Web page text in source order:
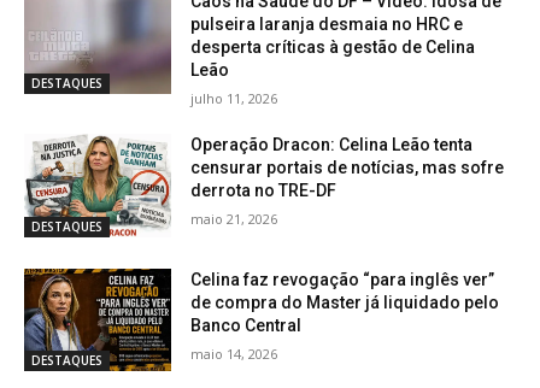
DESTAQUES
pulseira laranja desmaia no HRC e
desperta críticas à gestão de Celina
Leão
julho 11, 2026
DESTAQUES
Operação Dracon: Celina Leão tenta
censurar portais de notícias, mas sofre
derrota no TRE-DF
maio 21, 2026
DESTAQUES
Celina faz revogação “para inglês ver”
de compra do Master já liquidado pelo
Banco Central
maio 14, 2026